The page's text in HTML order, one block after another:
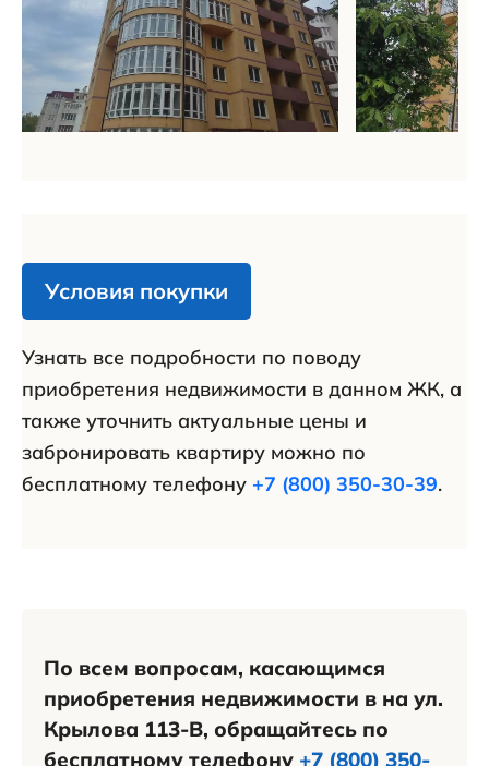
Условия покупки
Узнать все подробности по поводу
приобретения недвижимости в данном ЖК, а
также уточнить актуальные цены и
забронировать квартиру можно по
бесплатному телефону +7 (800) 350-30-39.
По всем вопросам, касающимся
приобретения недвижимости в на ул.
Крылова 113-В, обращайтесь по
бесплатному телефону +7 (800) 350-